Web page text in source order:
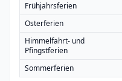
Frühjahrsferien
Osterferien
Himmelfahrt- und
Pfingstferien
Sommerferien